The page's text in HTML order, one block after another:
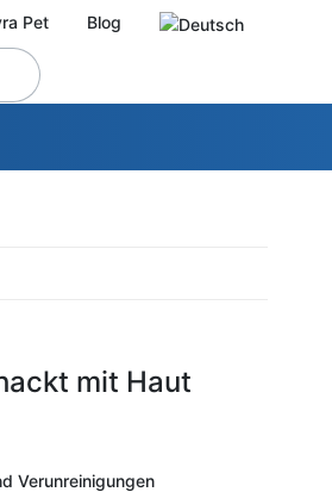
Pet Blog
mit Haut
Verunreinigungen